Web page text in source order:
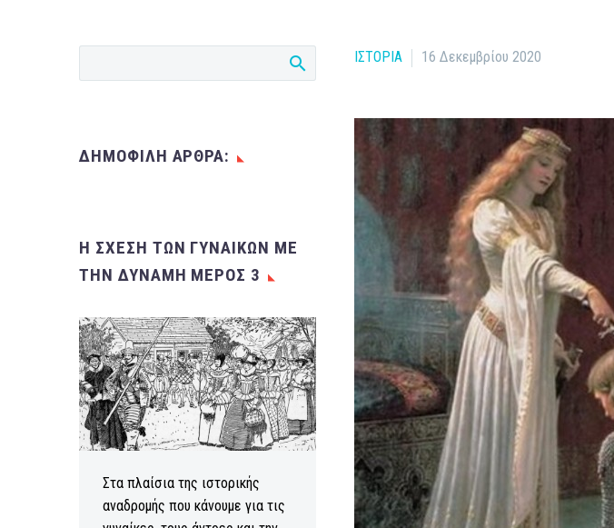
ΙΣΤΟΡΙΑ 16 Δεκεμβρίου 2020
ΔΗΜΟΦΙΛΗ ΑΡΘΡΑ:
Η ΣΧΈΣΗ ΤΩΝ ΓΥΝΑΙΚΏΝ ΜΕ
ΤΗΝ ΔΎΝΑΜΗ ΜΈΡΟΣ 3
Στα πλαίσια της ιστορικής
αναδρομής που κάνουμε για τις